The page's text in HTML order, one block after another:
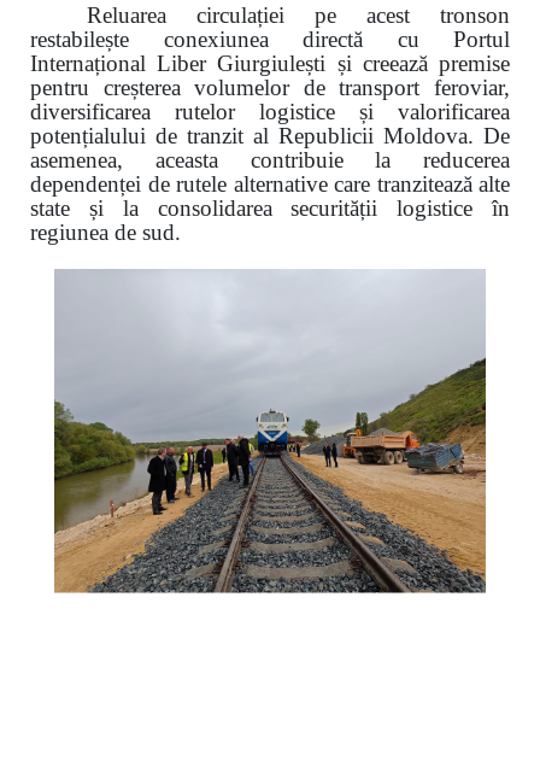
Reluarea circulației pe acest tronson
restabilește conexiunea directă cu Portul
Internațional Liber Giurgiulești și creează premise
pentru creșterea volumelor de transport feroviar,
diversificarea rutelor logistice și valorificarea
potențialului de tranzit al Republicii Moldova. De
asemenea, aceasta contribuie la reducerea
dependenței de rutele alternative care tranzitează alte
state și la consolidarea securității logistice în
regiunea de sud.